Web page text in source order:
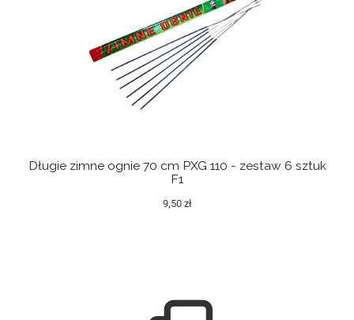
Długie zimne ognie 70 cm PXG 110 - zestaw 6 sztuk
F1
9,50 zł